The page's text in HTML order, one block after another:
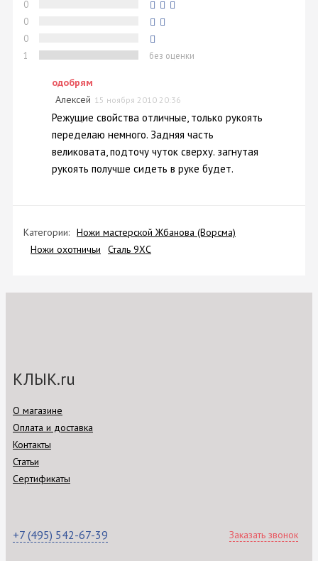
0
0
0
1
без оценки
одобрям
Алексей 15 ноября 2010 20:36
Режущие свойства отличные, только рукоять
переделаю немного. Задняя часть
великовата, подточу чуток сверху. загнутая
рукоять получше сидеть в руке будет.
Категории: Ножи мастерской Жбанова (Ворсма)
Ножи охотничьи
Сталь 9ХС
КЛЫК.ru
О магазине
Оплата и доставка
Контакты
Статьи
Сертификаты
+7 (495) 542-67-39 Заказать звонок